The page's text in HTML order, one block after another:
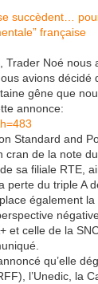
succèdent…
française
Trader Noé nous
avions décidé
gêne que
annonce:
Standard and
cran de la note
sa filiale RTE,
perte du triple A
également la
et celle de la
qu’elle
l’Unedic, la